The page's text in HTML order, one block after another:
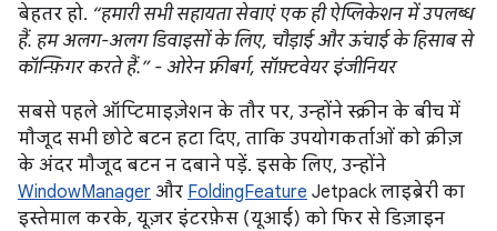
बेहतर हो. “हमारी सभी सहायता सेवाएं एक ही ऐप्लिकेशन में उपलब्ध
हैं. हम अलग-अलग डिवाइसों के लिए, चौड़ाई और ऊंचाई के हिसाब से
कॉन्फ़िगर करते हैं.” - ओरेन फ़्रीबर्ग, सॉफ़्टवेयर इंजीनियर
सबसे पहले ऑप्टिमाइज़ेशन के तौर पर, उन्होंने स्क्रीन के बीच में
मौजूद सभी छोटे बटन हटा दिए, ताकि उपयोगकर्ताओं को क्रीज़
के अंदर मौजूद बटन न दबाने पड़ें. इसके लिए, उन्होंने
WindowManager और FoldingFeature Jetpack लाइब्रेरी का
इस्तेमाल करके, यूज़र इंटरफ़ेस (यूआई) को फिर से डिज़ाइन